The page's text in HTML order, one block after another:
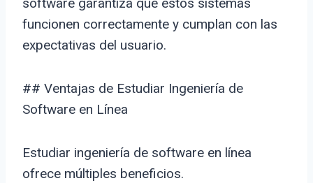
software garantiza que estos sistemas
funcionen correctamente y cumplan con las
expectativas del usuario.
## Ventajas de Estudiar Ingeniería de
Software en Línea
Estudiar ingeniería de software en línea
ofrece múltiples beneficios.